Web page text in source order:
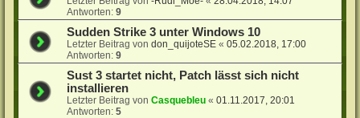
Antworten:9
Sudden Strike 3 unter Windows 10
Letzter Beitrag vondon_quijoteSE «05.02.2018, 17:00
Antworten:9
Sust 3 startet nicht, Patch lässt sich nicht
installieren
Letzter Beitrag vonCasquebleu «01.11.2017, 20:01
Antworten:5